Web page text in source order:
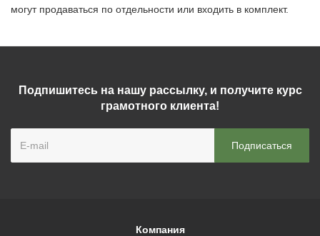
могут продаваться по отдельности или входить в комплект.
Подпишитесь на нашу рассылку, и получите курс
грамотного клиента!
Компания